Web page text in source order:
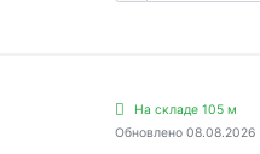
На складе 105 м
Обновлено 08.08.2026